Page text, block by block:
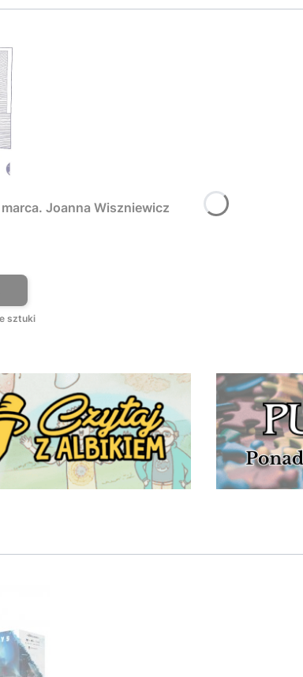
Joanna Wiszniewicz
sztuki